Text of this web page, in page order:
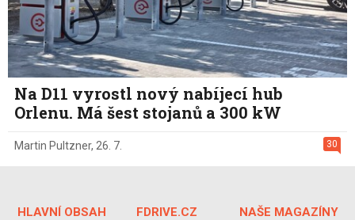
Na D11 vyrostl nový nabíjecí hub
Orlenu. Má šest stojanů a 300 kW
30
Martin Pultzner, 26. 7.
HLAVNÍ OBSAH FDRIVE.CZ NAŠE MAGAZÍNY